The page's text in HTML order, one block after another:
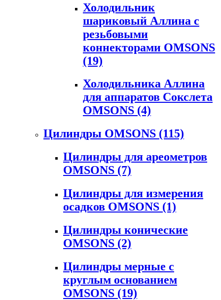
Холодильник
шариковый Аллина с
резьбовыми
коннекторами OMSONS
(19)
Холодильника Аллина
для аппаратов Сокслета
OMSONS (4)
Цилиндры OMSONS (115)
Цилиндры для ареометров
OMSONS (7)
Цилиндры для измерения
осадков OMSONS (1)
Цилиндры конические
OMSONS (2)
Цилиндры мерные с
круглым основанием
OMSONS (19)